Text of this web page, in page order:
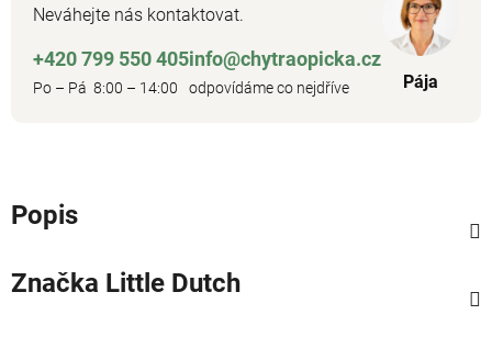
Neváhejte nás kontaktovat.
+420 799 550 405
Po – Pá 8:00 – 14:00
info@chytraopicka.cz
odpovídáme co nejdříve Pája
Popis
Značka Little Dutch